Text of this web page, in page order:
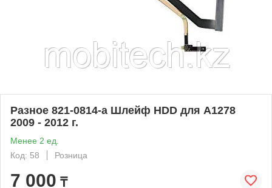
Разное 821-0814-a Шлейф HDD для A1278
2009 - 2012 г.
Менее 2 ед.
Код: 58
Розница
7 000 ₸